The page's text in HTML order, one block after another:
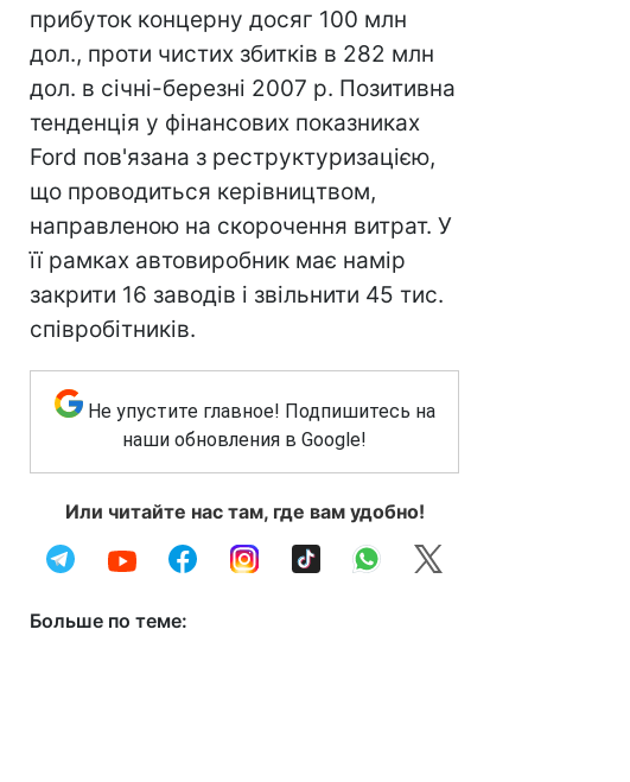
прибуток концерну досяг 100 млн
дол., проти чистих збитків в 282 млн
дол. в січні-березні 2007 р. Позитивна
тенденція у фінансових показниках
Ford пов'язана з реструктуризацією,
що проводиться керівництвом,
направленою на скорочення витрат. У
її рамках автовиробник має намір
закрити 16 заводів і звільнити 45 тис.
співробітників.
Не упустите главное! Подпишитесь на
наши обновления в Google!
Или читайте нас там, где вам удобно!
Больше по теме: